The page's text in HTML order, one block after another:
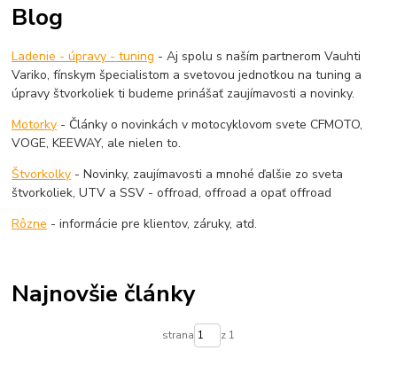
Blog
Ladenie - úpravy - tuning - Aj spolu s naším partnerom Vauhti
Variko, fínskym špecialistom a svetovou jednotkou na tuning a
úpravy štvorkoliek ti budeme prinášať zaujímavosti a novinky.
Motorky - Články o novinkách v motocyklovom svete CFMOTO,
VOGE, KEEWAY, ale nielen to.
Štvorkolky - Novinky, zaujímavosti a mnohé ďalšie zo sveta
štvorkoliek, UTV a SSV - offroad, offroad a opať offroad
Rôzne - informácie pre klientov, záruky, atd.
Najnovšie články
strana z 1